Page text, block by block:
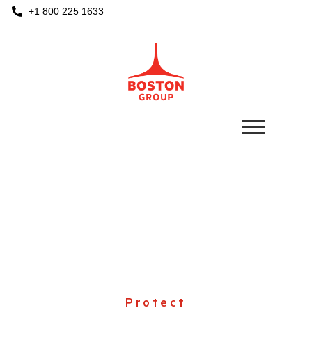
+1 800 225 1633
Protect